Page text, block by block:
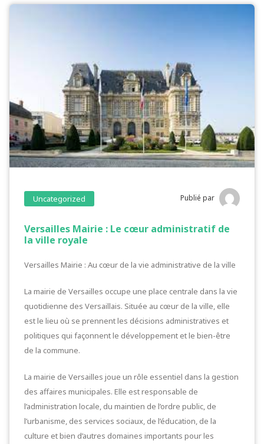
Uncategorized Publié par
Versailles Mairie : Le cœur administratif de
la ville royale
Versailles Mairie : Au cœur de la vie administrative de la ville
La mairie de Versailles occupe une place centrale dans la vie
quotidienne des Versaillais. Située au cœur de la ville, elle
est le lieu où se prennent les décisions administratives et
politiques qui façonnent le développement et le bien-être
de la commune.
La mairie de Versailles joue un rôle essentiel dans la gestion
des affaires municipales. Elle est responsable de
l’administration locale, du maintien de l’ordre public, de
l’urbanisme, des services sociaux, de l’éducation, de la
culture et bien d’autres domaines importants pour les